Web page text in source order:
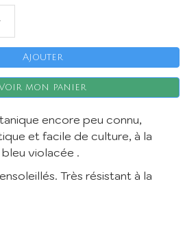
Ajouter
mon panier
encore peu connu,
et facile de culture, à la
violacée .
Très résistant à la
à la Newsletter